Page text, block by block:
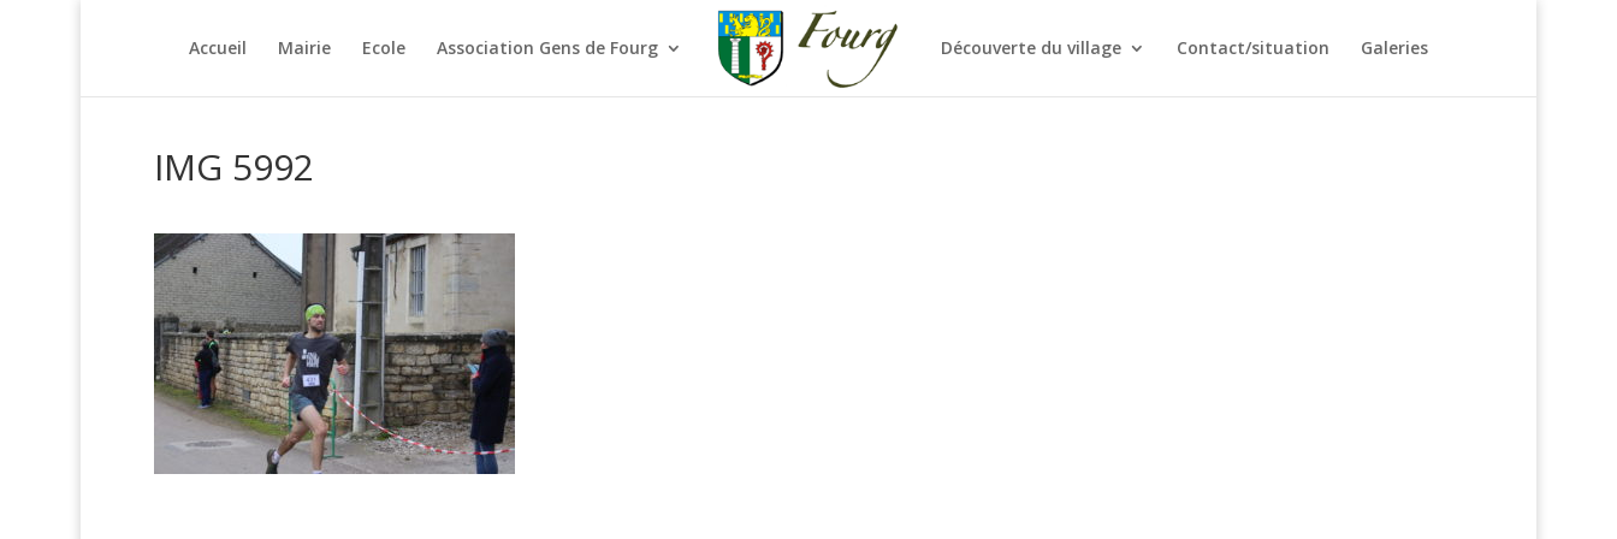
Accueil Mairie Ecole Association Gens de Fourg Découverte du village Contact/situation Galeries
IMG 5992